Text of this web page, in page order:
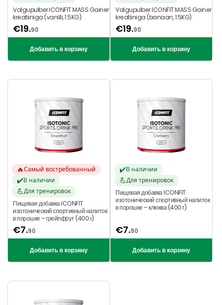
Valgupulber ICONFIT MASS Gainer
kreatiiniga (vanilli, 1.5KG)
€19.90
Добавить в корзину
Valgupulber ICONFIT MASS Gainer
kreatiiniga (banaan, 1.5KG)
€19.90
Добавить в корзину
🔥Самый востребованный
✔️В наличии
💪Для тренировок
Пищевая добавка ICONFIT
изотонический спортивный напиток
в порошке – грейпфрут (400 г)
€7.90
Добавить в корзину
✔️В наличии
💪Для тренировок
Пищевая добавка ICONFIT
изотонический спортивный напиток
в порошке – клюква (400 г)
€7.90
Добавить в корзину